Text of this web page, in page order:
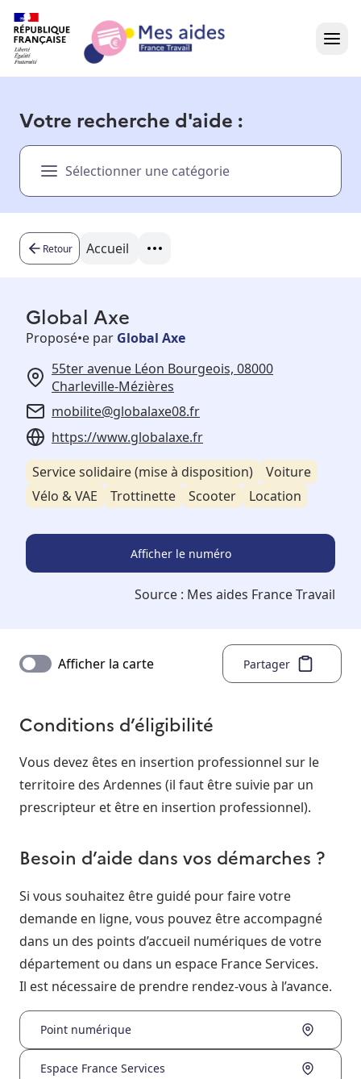
Présentation vidéo
Besoin d'aide ?
Votre recherche d'aide :
Sélectionner une catégorie
Retour Accueil
Global Axe
Proposé•e par Global Axe
55ter avenue Léon Bourgeois, 08000
Charleville-Mézières
mobilite@globalaxe08.fr
https://www.globalaxe.fr
Service solidaire (mise à disposition)
Voiture
Vélo & VAE
Trottinette Scooter Location
Afficher le numéro
Source : Mes aides France Travail
Afficher la carte Partager
Conditions d’éligibilité
Vous devez êtes en insertion professionnel sur le
territoire des Ardennes (il faut être suivie par un
prescripteur et être en insertion professionnel).
Besoin d’aide dans vos démarches ?
Si vous souhaitez être guidé pour faire votre
demande en ligne, vous pouvez être accompagné
dans un des points d’accueil numériques de votre
département ou dans un espace France Services.
Il est nécessaire de prendre rendez-vous à l’avance.
Point numérique
Espace France Services